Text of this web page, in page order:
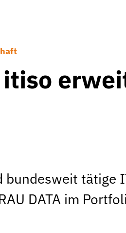
itiso
bundesweit tätige
DATA im